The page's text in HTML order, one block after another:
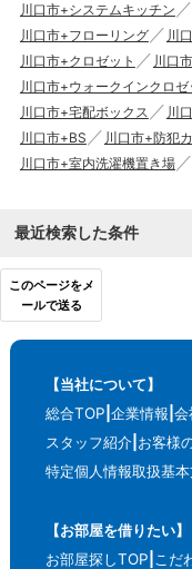
川口市+システムキッチン
川口市+フローリング
川
川口市+クロゼット
川口
川口市+ウォークインクロゼ
川口市+宅配ボックス
川
川口市+BS
川口市+防犯
川口市+室内洗濯機置き場
最近検索した条件
このページをメ
ールで送る
【当社について】
総合TOP 企業情報 会
スタッフ紹介 お客様
特定個人情報取扱基
【お部屋を借りたい】
お部屋探しTOP こだ